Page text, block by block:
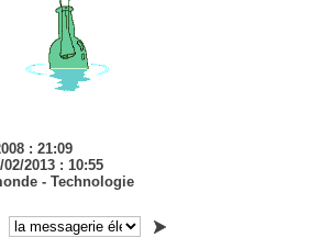
: 21:09
02/2013 : 10:55
- Technologie